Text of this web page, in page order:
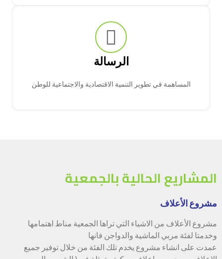
الرسالة
المساهمة في تطوير التنمية الاقتصادية والاجتماعية للوطن
المشاريع الحالية بالجمعية
مشروع الأعلاف
مشروع الأعلاف من الاشياء التي تراها الجمعية مناط اهتمامها
وخدمتا لفئة مربي الماشية والدواجن فانها
عمدت على انشاء مشروع يخدم تلك الفئة من خلال توفير جميع